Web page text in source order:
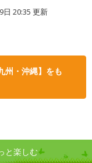
日 20:35 更新
州・沖縄】をも
と楽しむ